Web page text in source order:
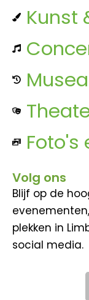
Kunst
Musea
Foto's
Volg ons
Blijf op de
plekken in
social media.